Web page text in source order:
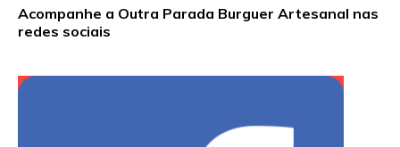
Acompanhe a Outra Parada Burguer Artesanal nas
redes sociais